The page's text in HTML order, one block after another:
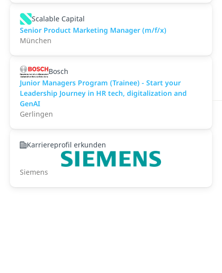
Scalable Capital
Senior Product Marketing Manager (m/f/x)
München
Bosch
Junior Managers Program (Trainee) - Start your
Leadership Journey in HR tech, digitalization and
GenAI
Gerlingen
Karriereprofil erkunden
Siemens